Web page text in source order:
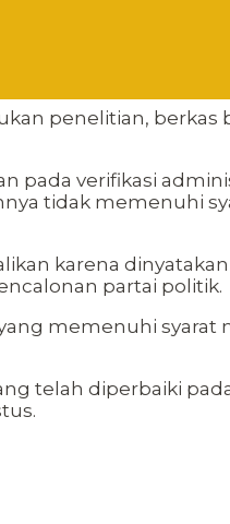
penelitian,
verifikasi
tidak memenuhi
karena
partai politik.
memenuhi syarat
telah diperbaiki